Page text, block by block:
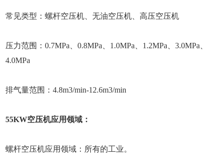
常见类型：螺杆空压机、无油空压机、高压空压机
压力范围：0.7MPa、0.8MPa、1.0MPa、1.2MPa、3.0MPa、
4.0MPa
排气量范围：4.8m3/min-12.6m3/min
55KW空压机应用领域：
螺杆空压机应用领域：所有的工业。